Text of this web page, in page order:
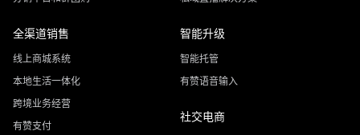
全渠道销售
线上商城系统
本地生活一体化
跨境业务经营
有赞支付
智能升级
智能托管
有赞语音输入
社交电商